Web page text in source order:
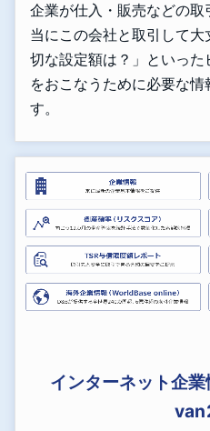
企業が仕入・販売などの
当にこの会社と取引して
切な設定額は？」といっ
をおこなうために必要な
す。
インターネット企